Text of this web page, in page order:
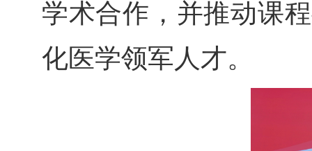
学术合作，并推动课
化医学领军人才。